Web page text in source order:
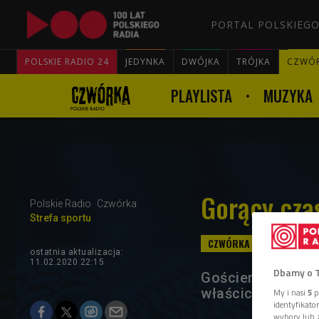
PORTAL
POLSKIE RADIO 24 JEDYNKA DWÓJKA TRÓJKA
PLAYLISTA MUZYKA
Polskie Radio
Czwórka
Strefa sportu
Gorący
ostatnia aktualizacja:
11.02.2020 22:15
Gościem
właściciel firmy
Dbamy o
My i nasi 5
wybory lub